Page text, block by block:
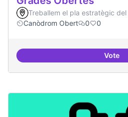
Treballem el pla estratègic del
Canòdrom Obert
0 0
Vote